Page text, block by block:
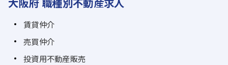
賃貸仲介
売買仲介
投資用不動産販売